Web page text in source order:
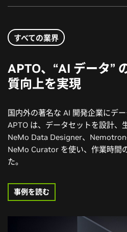
すべての業界
APTO、“AI データ”
質向上を実現
国内外の著名な AI 開発企業にデ
APTO は、データセットを設計、
NeMo Data Designer、
NeMo Curator を使い、作業時間
た。
事例を読む